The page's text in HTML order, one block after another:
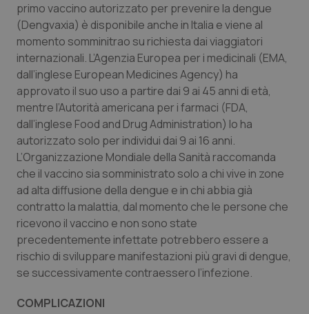
primo vaccino autorizzato per prevenire la dengue
(Dengvaxia) è disponibile anche in Italia e viene al
momento somminitrao su richiesta dai viaggiatori
internazionali. L’Agenzia Europea per i medicinali (EMA,
dall’inglese European Medicines Agency) ha
approvato il suo uso a partire dai 9 ai 45 anni di età,
mentre l’Autorità americana per i farmaci (FDA,
dall’inglese Food and Drug Administration) lo ha
autorizzato solo per individui dai 9 ai 16 anni.
L’Organizzazione Mondiale della Sanità raccomanda
che il vaccino sia somministrato solo a chi vive in zone
ad alta diffusione della dengue e in chi abbia già
contratto la malattia, dal momento che le persone che
ricevono il vaccino e non sono state
precedentemente infettate potrebbero essere a
rischio di sviluppare manifestazioni più gravi di dengue,
se successivamente contraessero l’infezione.
COMPLICAZIONI
CookieScriptConsent
CookieScript
www.quotidianosanita.it
tracking-sites-ironfish-
www.quotidianosanita.it
tracking-sites-ironfish-
session-id